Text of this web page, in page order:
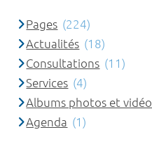
Pages (224)
Actualités (18)
Consultations (11)
Services (4)
Albums photos et vidéo
Agenda (1)